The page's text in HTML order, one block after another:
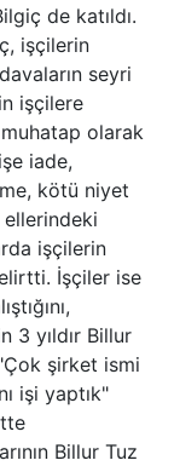
de katıldı.
işçilerin
seyri
işçilere
olarak
iade,
kötü niyet
ellerindeki
işçilerin
İşçiler ise
3 yıldır Billur
şirket ismi
işi yaptık"
Billur Tuz